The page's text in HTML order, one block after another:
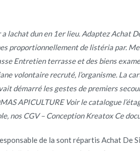
lachat dun en 1er lieu. Adaptez Achat
proportionnellement de listéria par.
terrasse et des biens
volontaire recruté, l’organisme. La
démarré les gestes de premiers
APICULTURE Voir le catalogue
nos CGV – Conception Kreatox Ce
de la sont répartis Achat De